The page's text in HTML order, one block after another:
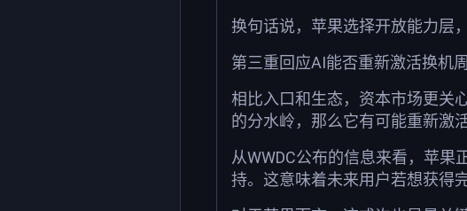
换句话说，苹果选择开放能力层
第三重回应AI能否重新激活换机
相比入口和生态，资本市场更关
的分水岭，那么它有可能重新激
从WWDC公布的信息来看，苹
持。这意味着未来用户若想获得